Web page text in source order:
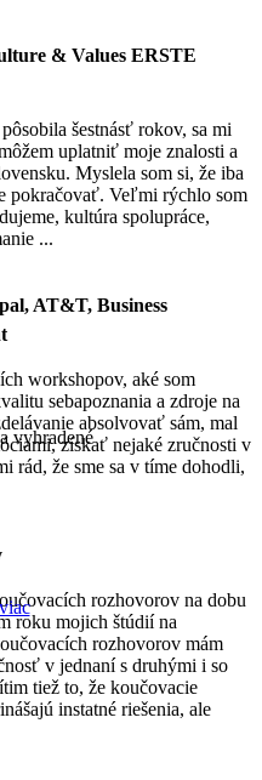
& Values ERSTE
šestnásť rokov, sa mi
uplatniť moje znalosti a
Myslela som si, že iba
pokračovať. Veľmi rýchlo som
kultúra spolupráce,
...
AT&T, Business
workshopov, aké som
sebapoznania a zdroje na
absolvovať sám, mal
získať nejaké zručnosti v
rád, že sme sa v tíme dohodli,
rozhovorov na dobu
roku mojich štúdií na
rozhovorov mám
v jednaní s druhými i so
tiež to, že koučovacie
instatné riešenia, ale
vyhradené